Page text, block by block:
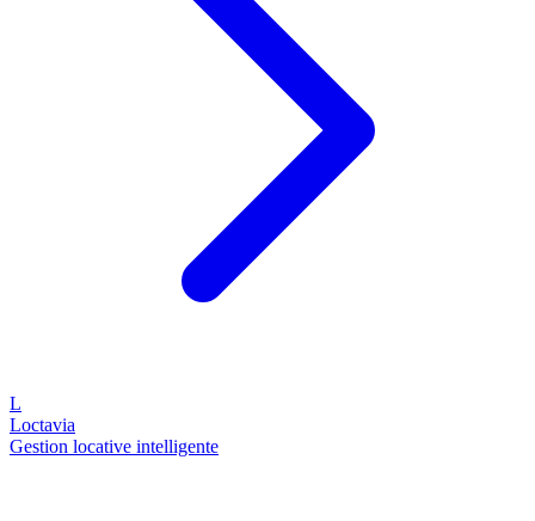
L
Loctavia
Gestion locative intelligente